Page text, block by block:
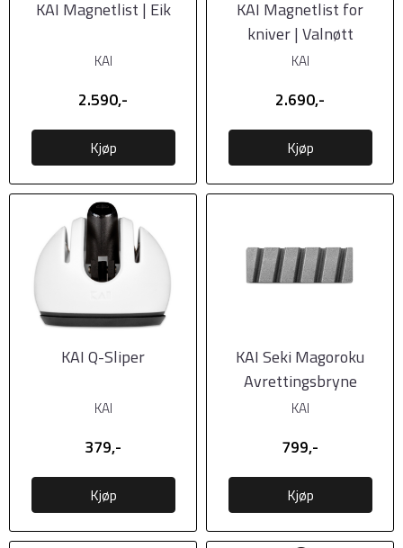
KAI Magnetlist | Eik
KAI
2.590,-
Kjøp
KAI Magnetlist for
kniver | Valnøtt
KAI
2.690,-
Kjøp
KAI Q-Sliper
KAI
379,-
Kjøp
KAI Seki Magoroku
Avrettingsbryne
KAI
799,-
Kjøp